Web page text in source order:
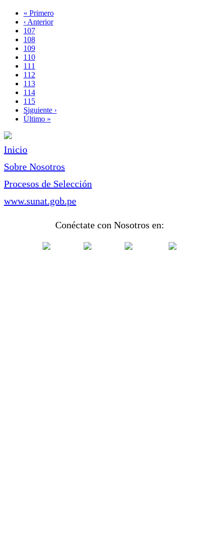
Paginación
Primera
página
« Primero
Página
anterior
‹ Anterior
Page
107
Page
108
Page
109
Page
110
Página
actual
111
Page
112
Page
113
Page
114
Page
115
Siguiente
página
Siguiente ›
Última
Último »
Inicio
Sobre Nosotros
Procesos de Selección
www.sunat.gob.pe
Conéctate con Nosotros en: